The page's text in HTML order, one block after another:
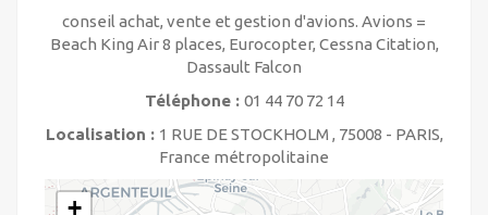
conseil achat, vente et gestion d'avions. Avions =
Beach King Air 8 places, Eurocopter, Cessna Citation,
Dassault Falcon
Téléphone : 01 44 70 72 14
Localisation : 1 RUE DE STOCKHOLM , 75008 - PARIS,
France métropolitaine
+